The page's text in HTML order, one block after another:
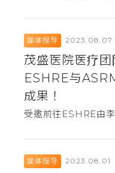
媒体报导 2023.08.07
茂盛医院医疗团
ESHRE与
成果！
受邀前往ESHRE由
媒体报导 2023.08.01